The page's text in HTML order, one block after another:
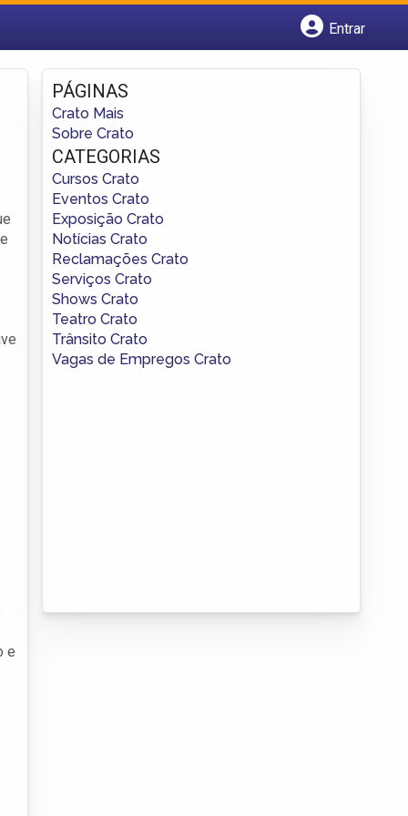
Entrar
Fazer login
Criar conta
e
PÁGINAS
Crato Mais
Sobre Crato
CATEGORIAS
Cursos Crato
Eventos Crato
Exposição Crato
Notícias Crato
Reclamações Crato
Serviços Crato
Shows Crato
Teatro Crato
Trânsito Crato
Vagas de Empregos Crato